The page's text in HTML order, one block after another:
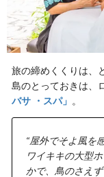
旅の締めくくりは、
島のとっておきは、
バサ ・スパ」 。
“屋外でそよ風を
ワイキキの大型
かで、鳥のさえ